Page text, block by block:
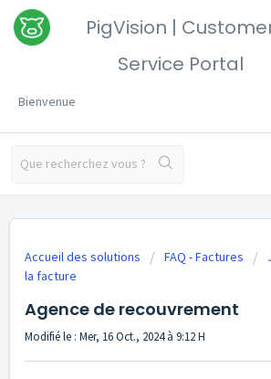
PigVision |
Service Portal
Bienvenue
Accueil des solutions FAQ - Factures
la facture
Agence de recouvrement
Modifié le : Mer, 16 Oct., 2024 à 9:12 H